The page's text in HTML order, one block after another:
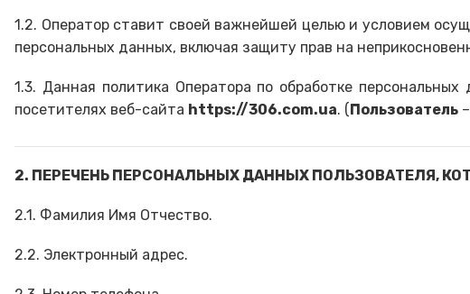
1.2. Оператор ставит своей важнейшей целью и условием
персональных данных, включая защиту прав на
1.3. Данная политика Оператора по обработке
посетителях веб-сайта https://306.com.ua. (Пользователь
2. ПЕРЕЧЕНЬ ПЕРСОНАЛЬНЫХ ДАННЫХ ПОЛЬЗОВАТЕЛЯ,
2.1. Фамилия Имя Отчество.
2.2. Электронный адрес.